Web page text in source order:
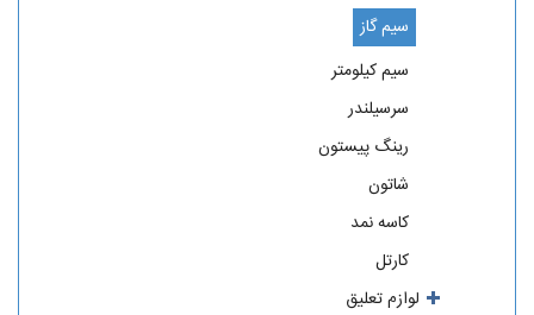
سیم گاز
سیم کیلومتر
سرسیلندر
رینگ پیستون
شاتون
کاسه نمد
کارتل
لوازم تعلیق